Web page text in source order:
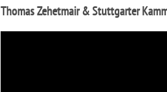
Thomas Zehetmair & Stuttgarter